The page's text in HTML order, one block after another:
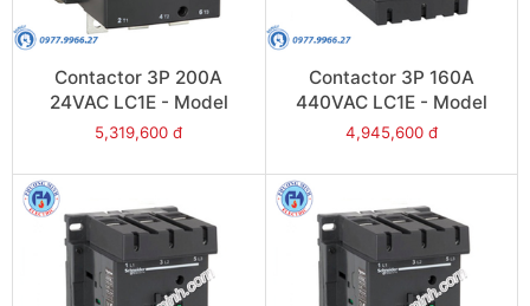
Contactor 3P 200A
24VAC LC1E - Model
LC1E200B6
5,319,600 đ
Contactor 3P 160A
440VAC LC1E - Model
LC1E160R6
4,945,600 đ